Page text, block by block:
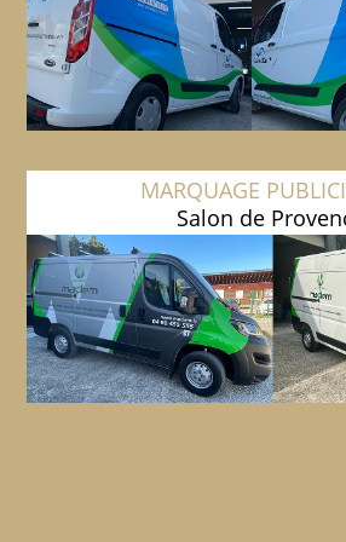
MARQUAGE
Salon de